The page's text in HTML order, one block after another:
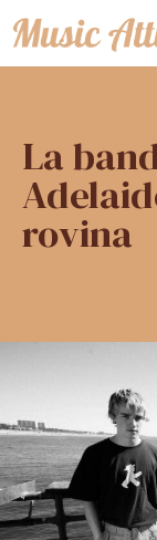
Vai
al
La
rovina